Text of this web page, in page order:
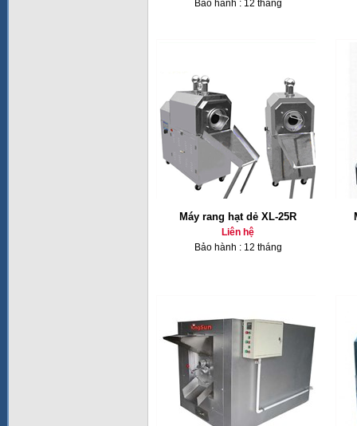
Bảo hành : 12 tháng
Máy rang hạt dẻ XL-25R
Liên hệ
Bảo hành : 12 tháng